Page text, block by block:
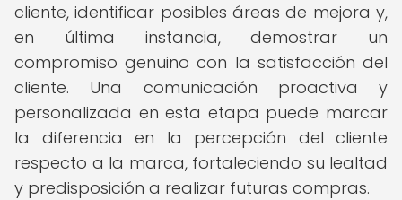
cliente, identificar posibles áreas de mejora y,
en última instancia, demostrar un
compromiso genuino con la satisfacción del
cliente. Una comunicación proactiva y
personalizada en esta etapa puede marcar
la diferencia en la percepción del cliente
respecto a la marca, fortaleciendo su lealtad
y predisposición a realizar futuras compras.